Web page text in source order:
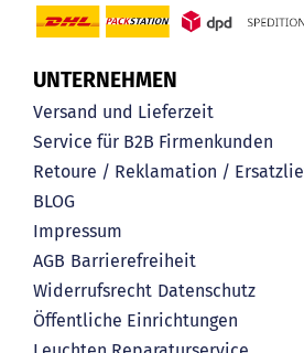
UNTERNEHMEN
Versand und Lieferzeit
Service für B2B Firmenkunden
Retoure / Reklamation /
BLOG
Impressum
AGB Barrierefreiheit
Widerrufsrecht Datenschutz
Öffentliche Einrichtungen